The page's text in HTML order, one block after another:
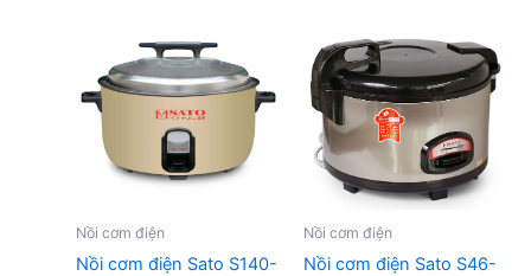
Nồi cơm điện
Nồi cơm điện Sato S140-
Nồi cơm điện
Nồi cơm điện Sato S46-